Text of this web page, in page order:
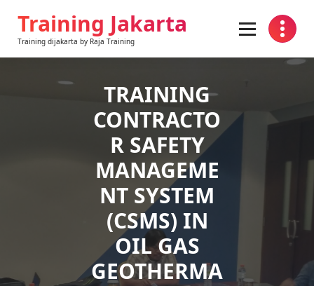
contentTraining Jakarta
Training dijakarta by Raja Training
TRAINING
CONTRACTO
R SAFETY
MANAGEME
NT SYSTEM
(CSMS) IN
OIL GAS
GEOTHERMA